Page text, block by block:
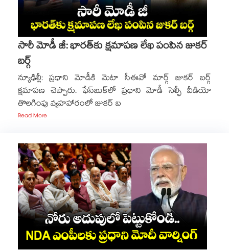
సారీ మోడీ జీ: భారత్‎కు క్షమాపణ లేఖ పంపిన జుకర్
బర్గ్
న్యూఢిల్లీ: ప్రధాని మోడీకి మెటా సీఈవో మార్గ్ జుకర్ బర్గ్
క్షమాపణ చెప్పారు. ఫేస్‎బుక్‎లో ప్రధాని మోడీ సెల్ఫీ వీడియో
తొలగింపు వ్యహహారంలో జుకర్ బ
Read More